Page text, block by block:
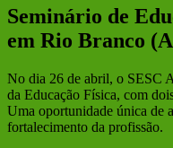
Image
Seminário de
em Rio Branco
No dia 26 de abril, o SESC
da Educação Física, com
Uma oportunidade única de
fortalecimento da profissão.